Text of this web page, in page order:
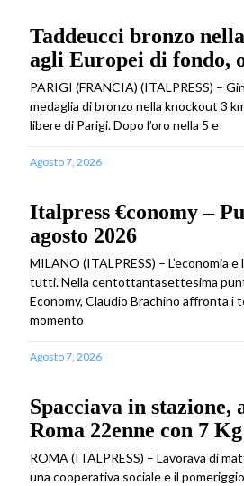
Taddeucci bronzo
agli Europei di fondo,
PARIGI (FRANCIA) (ITALPRESS) –
medaglia di bronzo nella knockout 3
libere di Parigi. Dopo l’oro nella 5 e
Agosto 7, 2026
Italpress €conomy –
agosto 2026
MILANO (ITALPRESS) – L’economia
tutti. Nella centottantasettesima
Economy, Claudio Brachino affronta i
momento
Agosto 7, 2026
Spacciava in stazione,
Roma 22enne con 7
ROMA (ITALPRESS) – Lavorava di
una cooperativa sociale e il